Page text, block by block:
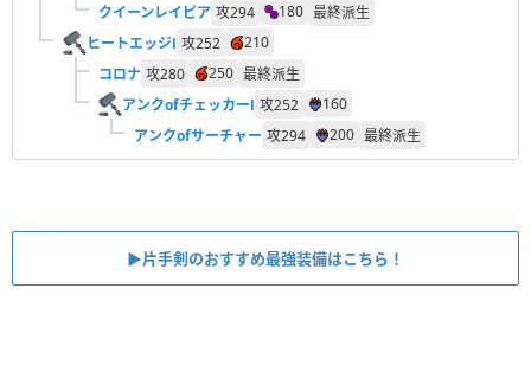
クイーンレイピア 攻294 180 最終派生
ヒートエッジⅠ 攻252
210
コロナ 攻280 250 最終派生
アンクofチェッカーⅠ 攻252
160
アンクofサーチャー 攻294 200 最終派生
▶︎片手剣のおすすめ最強装備はこちら！